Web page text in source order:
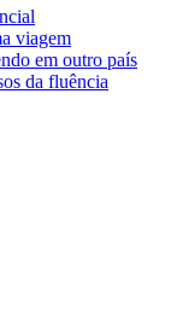
viagem
em outro país
da fluência